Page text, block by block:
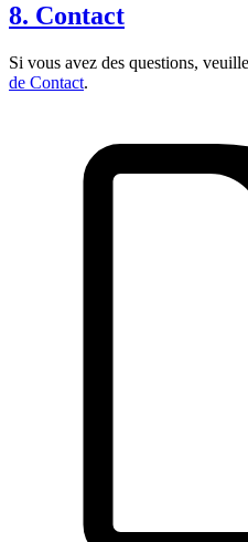
8. Contact
Si vous avez des questions,
de Contact.